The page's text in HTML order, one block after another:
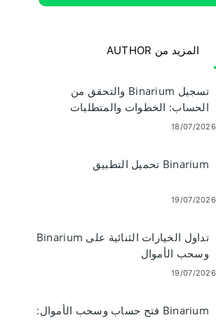
المزيد من AUTHOR
تسجيل Binarium والتحقق من
الحساب: الخطوات والمتطلبات
18/07/2026
Binarium تحميل التطبيق
19/07/2026
تداول الخيارات الثنائية على Binarium
وسحب الأموال
19/07/2026
Binarium فتح حساب وسحب الأموال: